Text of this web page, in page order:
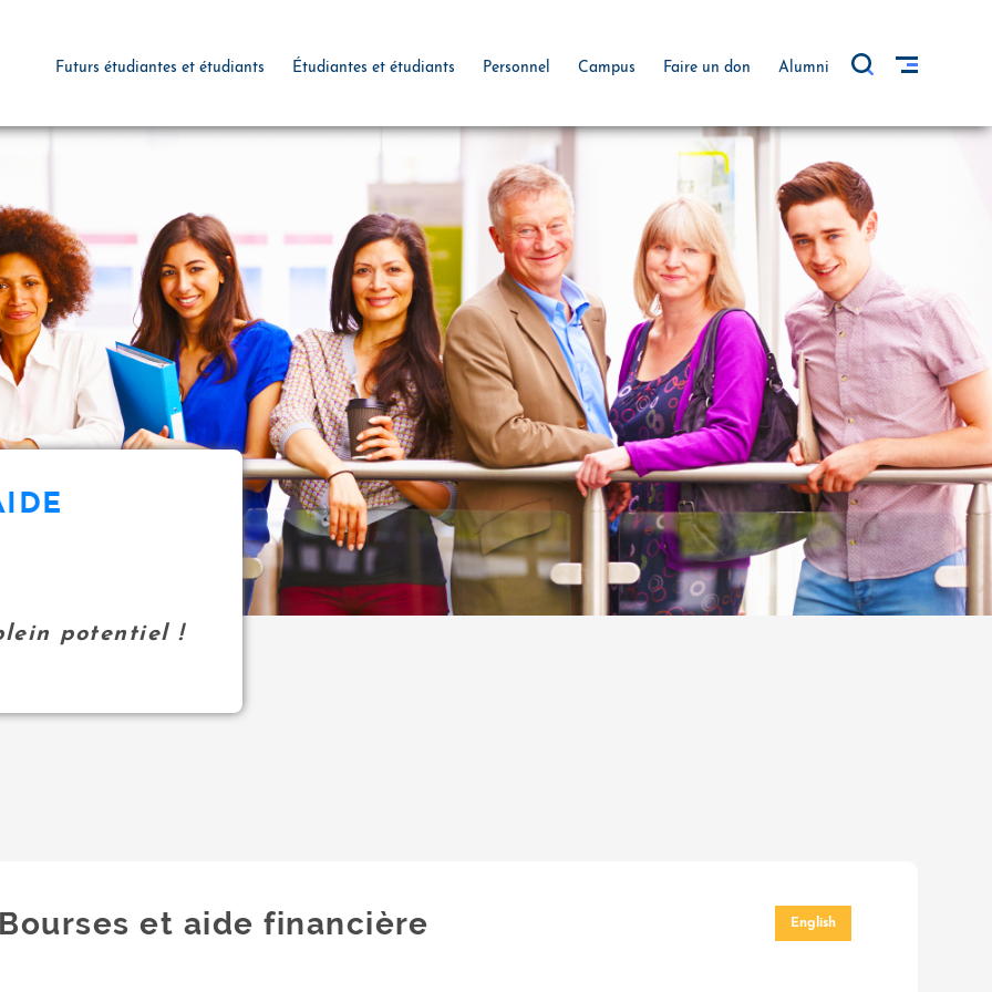
Futurs étudiantes et étudiants Étudiantes et étudiants Personnel Campus Faire un don Alumni
potentiel !
English
Bourses et aide financière